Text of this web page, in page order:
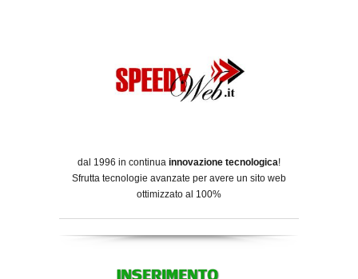
dal 1996 in continua innovazione tecnologica!
Sfrutta tecnologie avanzate per avere un sito web
ottimizzato al 100%